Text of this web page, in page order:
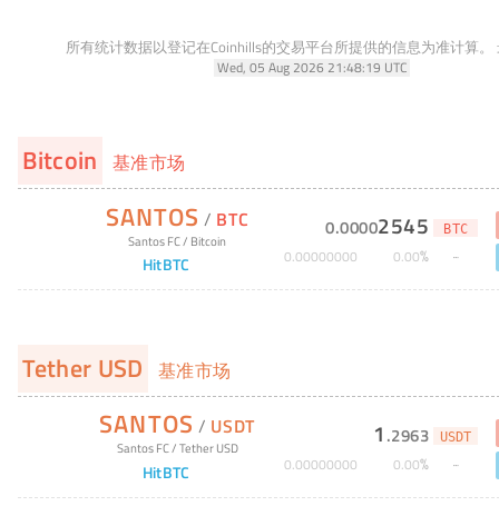
所有统计数据以登记在Coinhills的交易平台所提供的信息为准计算。
Wed, 05 Aug 2026 21:48:19 UTC
Bitcoin 基准市场
SANTOS / BTC
Santos FC/ Bitcoin
HitBTC
0.00002545 BTC
0.00000000 0.00%
Tether USD 基准市场
SANTOS / USDT
Santos FC/Tether USD
HitBTC
1 .2963 USDT
0.00000000 0.00%